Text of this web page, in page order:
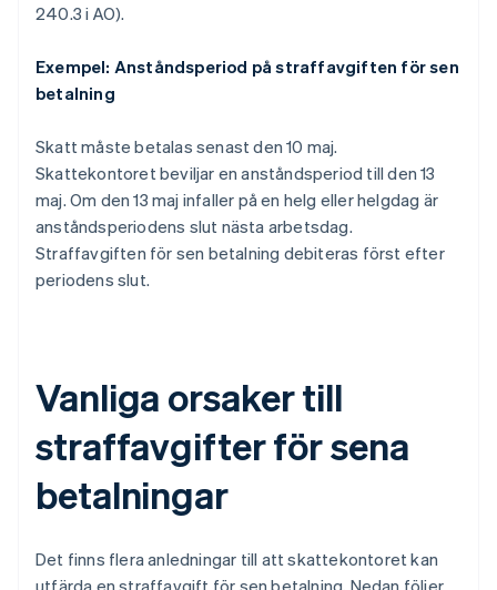
240.3 i AO).
Exempel: Anståndsperiod på straffavgiften för sen
betalning
Skatt måste betalas senast den 10 maj.
Skattekontoret beviljar en anståndsperiod till den 13
maj. Om den 13 maj infaller på en helg eller helgdag är
anståndsperiodens slut nästa arbetsdag.
Straffavgiften för sen betalning debiteras först efter
periodens slut.
Vanliga orsaker till
straffavgifter för sena
betalningar
Det finns flera anledningar till att skattekontoret kan